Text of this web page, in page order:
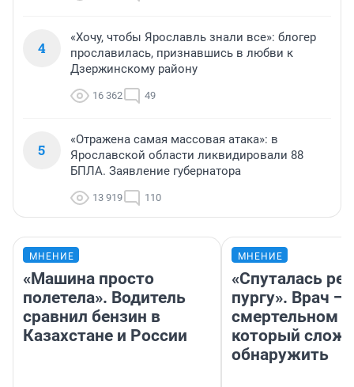
4
«Хочу, чтобы Ярославль знали все»: блогер
прославилась, признавшись в любви к
Дзержинскому району
16 362 49
5
«Отражена самая массовая атака»: в
Ярославской области ликвидировали 88
БПЛА. Заявление губернатора
13 919 110
МНЕНИЕ
«Машина просто
полетела». Водитель
сравнил бензин в
Казахстане и России
МНЕНИЕ
«Спуталась
пургу». Врач —
смертельном
который
обнаружить